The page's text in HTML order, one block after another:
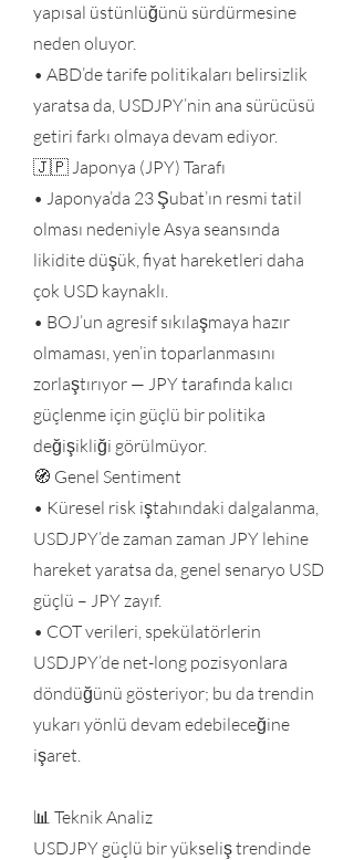
yapısal üstünlüğünü sürdürmesine
neden oluyor.
• ABD’de tarife politikaları belirsizlik
yaratsa da, USDJPY’nin ana sürücüsü
getiri farkı olmaya devam ediyor.
🇯🇵 Japonya (JPY) Tarafı
• Japonya’da 23 Şubat’ın resmi tatil
olması nedeniyle Asya seansında
likidite düşük, fiyat hareketleri daha
çok USD kaynaklı.
• BOJ’un agresif sıkılaşmaya hazır
olmaması, yen’in toparlanmasını
zorlaştırıyor — JPY tarafında kalıcı
güçlenme için güçlü bir politika
değişikliği görülmüyor.
🧭 Genel Sentiment
• Küresel risk iştahındaki dalgalanma,
USDJPY’de zaman zaman JPY lehine
hareket yaratsa da, genel senaryo USD
güçlü – JPY zayıf.
• COT verileri, spekülatörlerin
USDJPY’de net-long pozisyonlara
döndüğünü gösteriyor; bu da trendin
yukarı yönlü devam edebileceğine
işaret.
📊 Teknik Analiz
USDJPY güçlü bir yükseliş trendinde